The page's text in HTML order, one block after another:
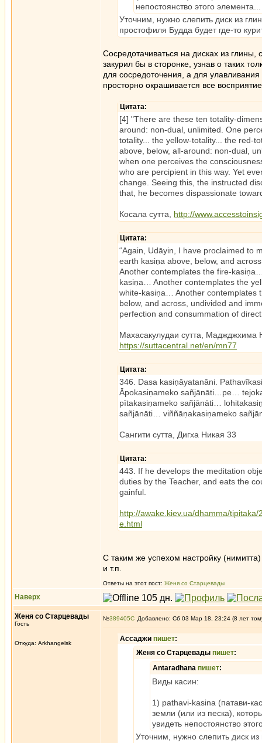
непостоянство этого элемента...
Уточним, нужно слепить диск из
простофиля Будда будет где-то
Сосредотачиваться на дисках из
закурил бы в сторонке, узнав о таких
для сосредоточения, а для
просторно окрашивается все
Цитата:
[4] "There are these ten totality-
around: non-dual, unlimited. One
totality... the yellow-totality... the red-
above, below, all-around: non-dual,
when one perceives the
who are percipient in this way. Yet
change. Seeing this, the instructed
that, he becomes dispassionate
Косала сутта, http://
Цитата:
“Again, Udāyin, I have proclaimed to
earth kasiṇa above, below, and
Another contemplates the fire-
kasiṇa… Another contemplates the
white-kasiṇa… Another contemplates
below, and across, undivided and
perfection and consummation of
Махасакулудаи сутта, Маджджхима
https://suttacentral.net/en/mn77
Цитата:
346. Dasa kasiṇāyatanāni.
Āpokasiṇameko sañjānāti…pe…
pītakasiṇameko sañjānāti…
sañjānāti… viññāṇakasiṇameko
Сангити сутта, Дигха Никая 33
Цитата:
443. If he develops the meditation
duties by the Teacher, and eats the
gainful.
http://awake.kiev.ua/dhamma/
e.html
С таким же успехом настройку
и т.п.
Ответы на этот пост: Женя со Старцевады
Наверх
Женя со Старцевады
Гость
Откуда: Arkhangelsk
№389405 Добавлено: Сб 03 Мар 18, 23:24 (8 лет
Ассаджи пишет:
Женя со Старцевады пишет:
Antaradhana пишет:
Виды касин:
1) pathavi-kasina (патави-
земли (или из песка),
увидеть непостоянство
Уточним, нужно слепить диск